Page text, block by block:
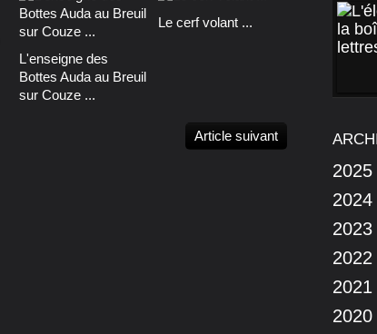
L'enseigne des
Bottes Auda au Breuil
sur Couze ...
Le cerf volant ...
Article suivant
2025
2024
2023
2022
2021
2020